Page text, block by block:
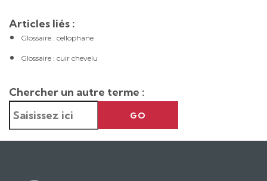
Articles liés :
Glossaire : cellophane
Glossaire : cuir chevelu
Chercher un autre terme :
GO